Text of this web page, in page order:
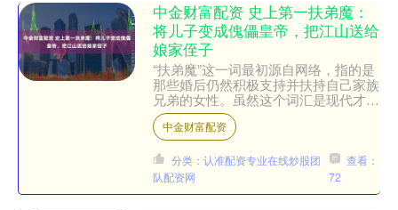
中金财富配资 史上第一扶弟魔：
将儿子变成傀儡皇帝，把江山送给
娘家侄子
“扶弟魔”这一词最初源自网络，指的是
那些婚后仍然积极支持并扶持自己家族
兄弟的女性。虽然这个词汇是现代才流
行的，但其所描述的行为，实际上自古
已有。在中国历史上，有....
中金财富配资
分类：认准配资专业在线炒股团
队配资网
查看：
72